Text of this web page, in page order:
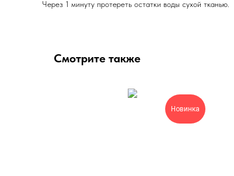
Через 1 минуту протереть остатки воды сухой тканью.
Смотрите также
Новинка